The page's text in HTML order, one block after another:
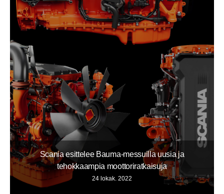
Scania esittelee Bauma-messuilla uusia ja
tehokkaampia moottoriratkaisuja
24 lokak. 2022